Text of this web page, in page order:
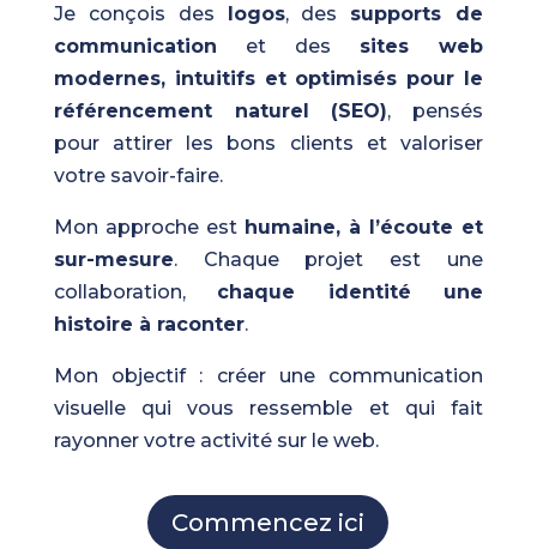
Je conçois des logos, des supports de
communication et des sites web
modernes, intuitifs et optimisés pour le
référencement naturel (SEO), pensés
pour attirer les bons clients et valoriser
votre savoir-faire.
Mon approche est humaine, à l’écoute et
sur-mesure. Chaque projet est une
collaboration, chaque identité une
histoire à raconter.
Mon objectif : créer une communication
visuelle qui vous ressemble et qui fait
rayonner votre activité sur le web.
Commencez ici